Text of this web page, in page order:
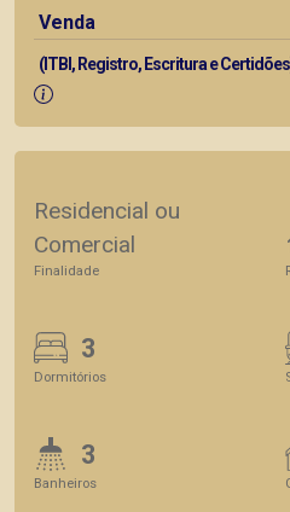
Venda
(ITBI, Registro, Escritura e
Residencial ou
Comercial
Finalidade
3
Dormitórios
3
Banheiros